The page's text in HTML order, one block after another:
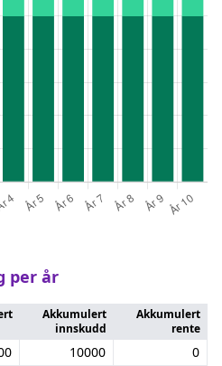
per år
Akkumulert
innskudd
Akkumulert
rente
10000
0